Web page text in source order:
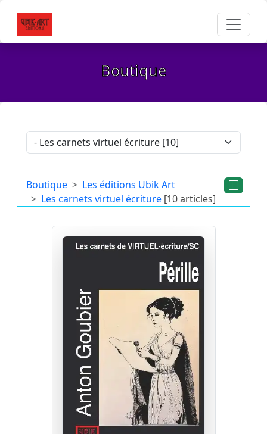
Boutique
Boutique
Les éditions Ubik Art
Les carnets virtuel écriture [10 articles]